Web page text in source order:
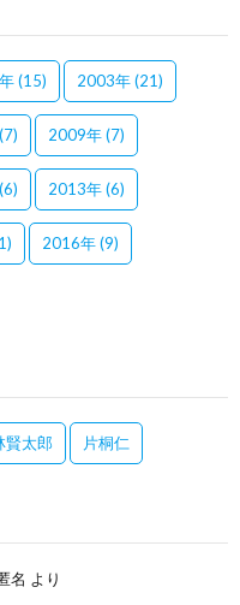
(15) 2003年(21)
(7) 2009年(7)
(6) 2013年(6)
2016年(9)
賢太郎 片桐仁
名 より